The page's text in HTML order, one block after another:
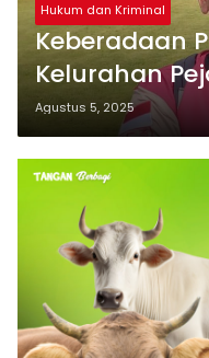
Hukum dan Kriminal
Keberadaan
Kelurahan
Begini
Pidana dan
Agustus 5, 2025